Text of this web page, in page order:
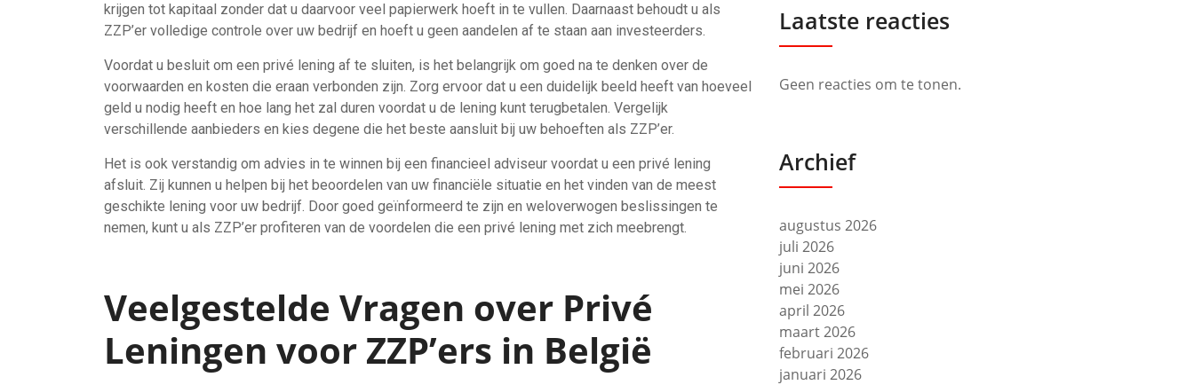
krijgen tot kapitaal zonder dat u daarvoor veel papierwerk hoeft in te vullen. Daarnaast behoudt u als
ZZP’er volledige controle over uw bedrijf en hoeft u geen aandelen af te staan aan investeerders.
Voordat u besluit om een privé lening af te sluiten, is het belangrijk om goed na te denken over de
voorwaarden en kosten die eraan verbonden zijn. Zorg ervoor dat u een duidelijk beeld heeft van hoeveel
geld u nodig heeft en hoe lang het zal duren voordat u de lening kunt terugbetalen. Vergelijk
verschillende aanbieders en kies degene die het beste aansluit bij uw behoeften als ZZP’er.
Het is ook verstandig om advies in te winnen bij een financieel adviseur voordat u een privé lening
afsluit. Zij kunnen u helpen bij het beoordelen van uw financiële situatie en het vinden van de meest
geschikte lening voor uw bedrijf. Door goed geïnformeerd te zijn en weloverwogen beslissingen te
nemen, kunt u als ZZP’er profiteren van de voordelen die een privé lening met zich meebrengt.
Veelgestelde Vragen over Privé
Leningen voor ZZP’ers in België
Laatste reacties
Geen reacties om te tonen.
Archief
augustus 2026
juli 2026
juni 2026
mei 2026
april 2026
maart 2026
februari 2026
januari 2026